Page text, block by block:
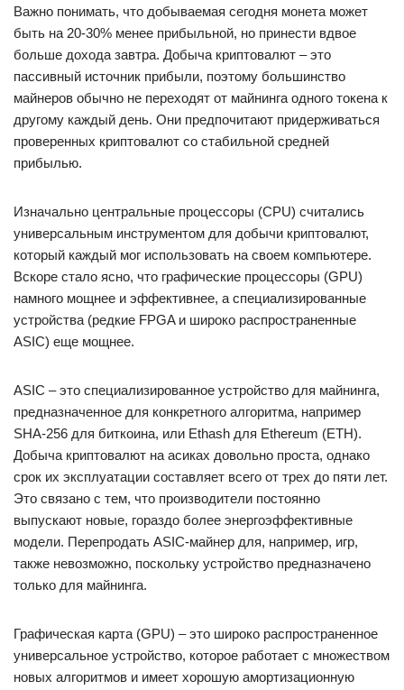
Важно понимать, что добываемая сегодня монета может
быть на 20-30% менее прибыльной, но принести вдвое
больше дохода завтра. Добыча криптовалют – это
пассивный источник прибыли, поэтому большинство
майнеров обычно не переходят от майнинга одного токена к
другому каждый день. Они предпочитают придерживаться
проверенных криптовалют со стабильной средней
прибылью.
Изначально центральные процессоры (CPU) считались
универсальным инструментом для добычи криптовалют,
который каждый мог использовать на своем компьютере.
Вскоре стало ясно, что графические процессоры (GPU)
намного мощнее и эффективнее, а специализированные
устройства (редкие FPGA и широко распространенные
ASIC) еще мощнее.
ASIC – это специализированное устройство для майнинга,
предназначенное для конкретного алгоритма, например
SHA-256 для биткоина, или Ethash для Ethereum (ETH).
Добыча криптовалют на асиках довольно проста, однако
срок их эксплуатации составляет всего от трех до пяти лет.
Это связано с тем, что производители постоянно
выпускают новые, гораздо более энергоэффективные
модели. Перепродать ASIC-майнер для, например, игр,
также невозможно, поскольку устройство предназначено
только для майнинга.
Графическая карта (GPU) – это широко распространенное
универсальное устройство, которое работает с множеством
новых алгоритмов и имеет хорошую амортизационную